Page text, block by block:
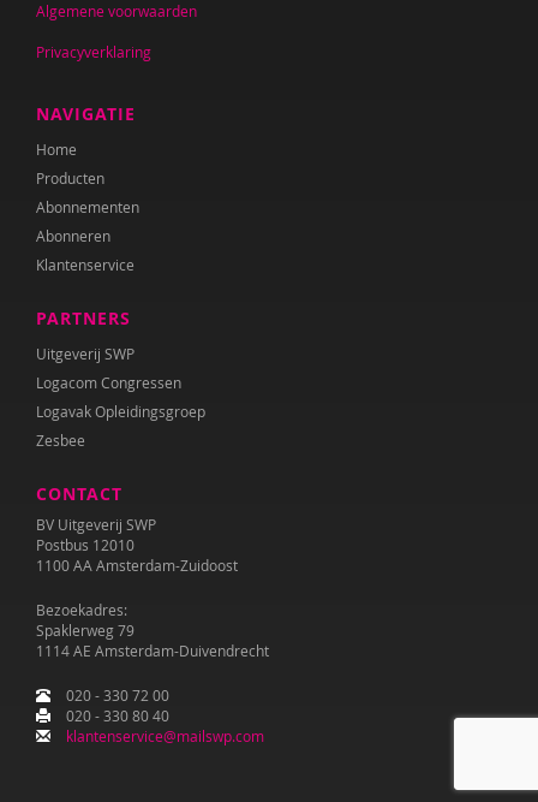
Algemene voorwaarden
Privacyverklaring
NAVIGATIE
Home
Producten
Abonnementen
Abonneren
Klantenservice
PARTNERS
Uitgeverij SWP
Logacom Congressen
Logavak Opleidingsgroep
Zesbee
CONTACT
BV Uitgeverij SWP
Postbus 12010
1100 AA Amsterdam-Zuidoost
Bezoekadres:
Spaklerweg 79
1114 AE Amsterdam-Duivendrecht
020 - 330 72 00
020 - 330 80 40
klantenservice@mailswp.com